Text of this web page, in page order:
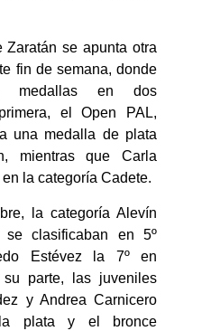
se apunta otra
fin de semana, donde
medallas en dos
el Open PAL,
una medalla de plata
mientras que Carla
la categoría Cadete.
la categoría Alevín
se clasificaban en 5º
Estévez la 7º en
parte, las juveniles
y Andrea Carnicero
la plata y el bronce